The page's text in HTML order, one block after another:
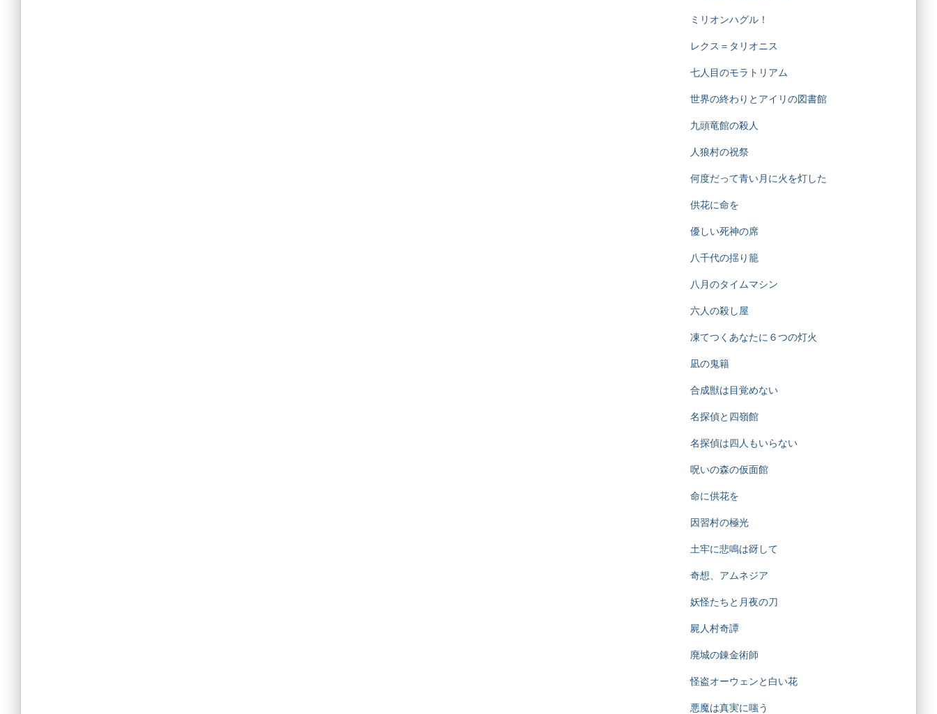
ミリオンハグル！
レクス＝タリオニス
七人目のモラトリアム
世界の終わりとアイリの図書館
九頭竜館の殺人
人狼村の祝祭
何度だって青い月に火を灯した
供花に命を
優しい死神の席
八千代の揺り籠
八月のタイムマシン
六人の殺し屋
凍てつくあなたに６つの灯火
凪の鬼籍
合成獣は目覚めない
名探偵と四嶺館
名探偵は四人もいらない
呪いの森の仮面館
命に供花を
因習村の極光
土牢に悲鳴は谺して
奇想、アムネジア
妖怪たちと月夜の刀
屍人村奇譚
廃城の錬金術師
怪盗オーウェンと白い花
悪魔は真実に嗤う